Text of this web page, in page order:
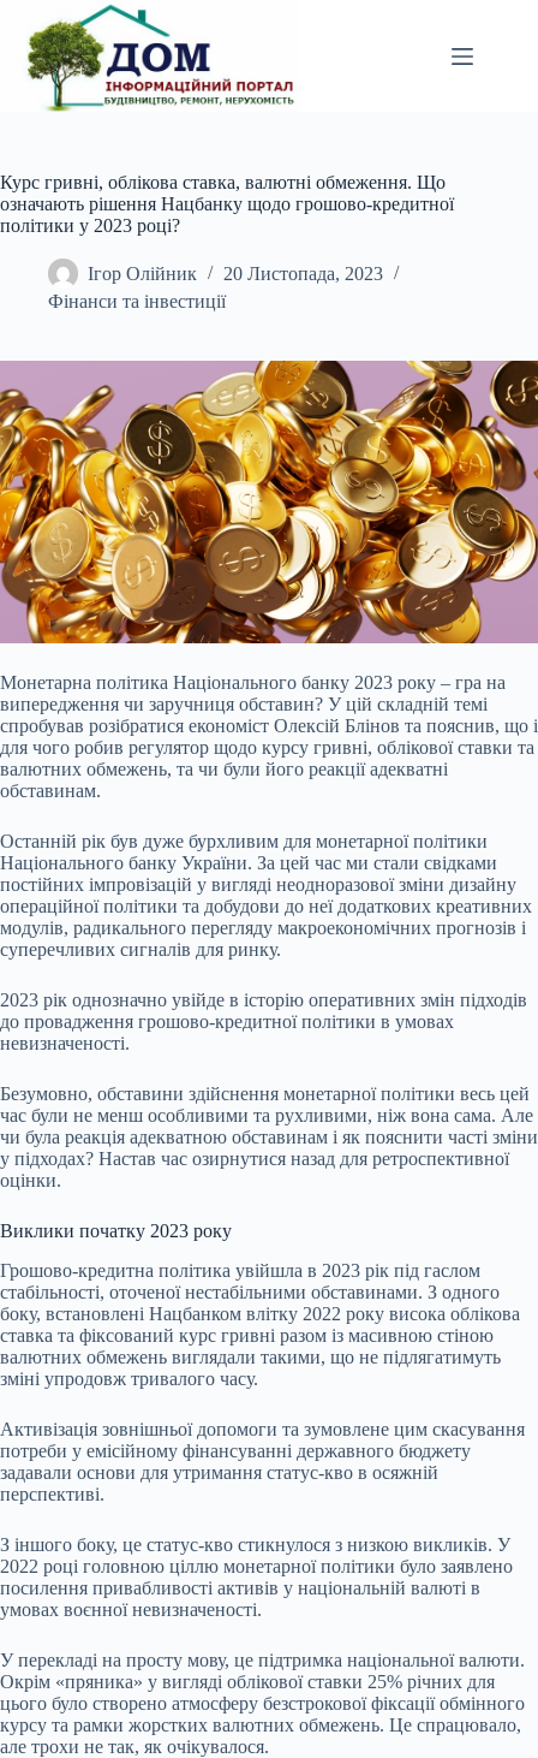
вмісту
Курс гривні, облікова ставка, валютні обмеження. Що
означають рішення Нацбанку щодо грошово-кредитної
політики у 2023 році?
Ігор Олійник
20 Листопада, 2023
Фінанси та інвестиції
Монетарна політика Національного банку 2023 року – гра на
випередження чи заручниця обставин? У цій складній темі
спробував розібратися економіст Олексій Блінов та пояснив, що і
для чого робив регулятор щодо курсу гривні, облікової ставки та
валютних обмежень, та чи були його реакції адекватні
обставинам.
Останній рік був дуже бурхливим для монетарної політики
Національного банку України. За цей час ми стали свідками
постійних імпровізацій у вигляді неодноразової зміни дизайну
операційної політики та добудови до неї додаткових креативних
модулів, радикального перегляду макроекономічних прогнозів і
суперечливих сигналів для ринку.
2023 рік однозначно увійде в історію оперативних змін підходів
до провадження грошово-кредитної політики в умовах
невизначеності.
Безумовно, обставини здійснення монетарної політики весь цей
час були не менш особливими та рухливими, ніж вона сама. Але
чи була реакція адекватною обставинам і як пояснити часті зміни
у підходах? Настав час озирнутися назад для ретроспективної
оцінки.
Виклики початку 2023 року
Грошово-кредитна політика увійшла в 2023 рік під гаслом
стабільності, оточеної нестабільними обставинами. З одного
боку, встановлені Нацбанком влітку 2022 року висока облікова
ставка та фіксований курс гривні разом із масивною стіною
валютних обмежень виглядали такими, що не підлягатимуть
зміні упродовж тривалого часу.
Активізація зовнішньої допомоги та зумовлене цим скасування
потреби у емісійному фінансуванні державного бюджету
задавали основи для утримання статус-кво в осяжній
перспективі.
З іншого боку, це статус-кво стикнулося з низкою викликів. У
2022 році головною ціллю монетарної політики було заявлено
посилення привабливості активів у національній валюті в
умовах воєнної невизначеності.
У перекладі на просту мову, це підтримка національної валюти.
Окрім «пряника» у вигляді облікової ставки 25% річних для
цього було створено атмосферу безстрокової фіксації обмінного
курсу та рамки жорстких валютних обмежень. Це спрацювало,
але трохи не так, як очікувалося.